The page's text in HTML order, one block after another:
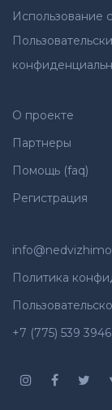
Использование
О проекте
Партнеры
Помощь (faq)
Регистрация
Политика
+7 (775) 539 3946